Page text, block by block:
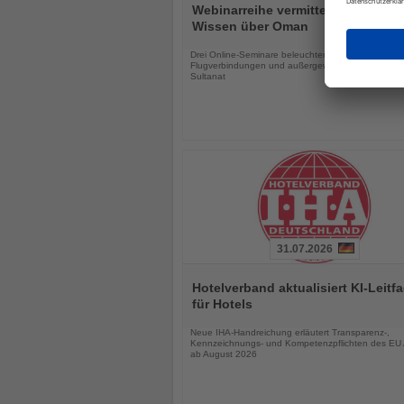
Sie
die
Webinarreihe vermittelt
Wissen über Oman
Drei Online-Seminare beleuchten Landschaften,
Flugverbindungen und außergewöhnliche
Sultanat
Sie
die
31.07.2026
Hotelverband aktualisiert KI-
für Hotels
Neue IHA-Handreichung erläutert Transparenz-,
Kennzeichnungs- und Kompetenzpflichten des EU
ab August 2026